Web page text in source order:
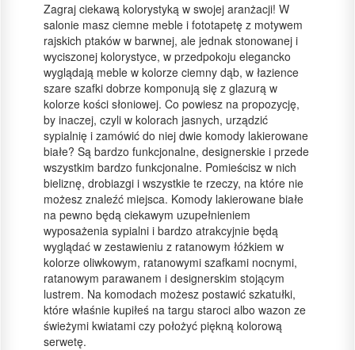
Zagraj ciekawą kolorystyką w swojej aranżacji! W
salonie masz ciemne meble i fototapetę z motywem
rajskich ptaków w barwnej, ale jednak stonowanej i
wyciszonej kolorystyce, w przedpokoju elegancko
wyglądają meble w kolorze ciemny dąb, w łazience
szare szafki dobrze komponują się z glazurą w
kolorze kości słoniowej. Co powiesz na propozycję,
by inaczej, czyli w kolorach jasnych, urządzić
sypialnię i zamówić do niej dwie komody lakierowane
białe? Są bardzo funkcjonalne, designerskie i przede
wszystkim bardzo funkcjonalne. Pomieścisz w nich
bieliznę, drobiazgi i wszystkie te rzeczy, na które nie
możesz znaleźć miejsca. Komody lakierowane białe
na pewno będą ciekawym uzupełnieniem
wyposażenia sypialni i bardzo atrakcyjnie będą
wyglądać w zestawieniu z ratanowym łóżkiem w
kolorze oliwkowym, ratanowymi szafkami nocnymi,
ratanowym parawanem i designerskim stojącym
lustrem. Na komodach możesz postawić szkatułki,
które właśnie kupiłeś na targu staroci albo wazon ze
świeżymi kwiatami czy położyć piękną kolorową
serwetę.